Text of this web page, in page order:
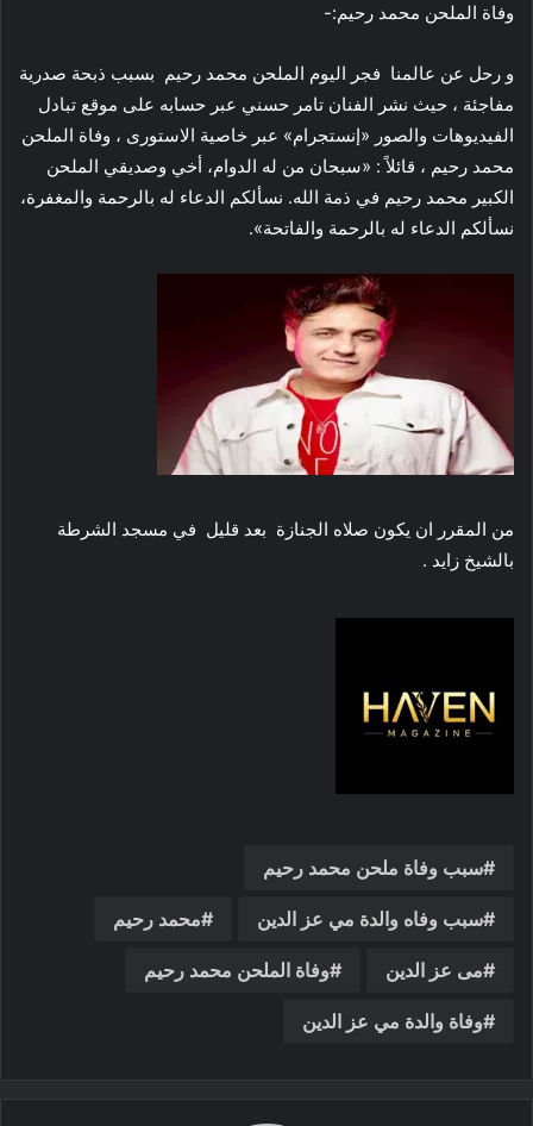
وفاة الملحن محمد رحيم:-
و رحل عن عالمنا فجر اليوم الملحن محمد رحيم بسبب ذبحة صدرية
مفاجئة ، حيث نشر الفنان تامر حسني عبر حسابه على موقع تبادل
الفيديوهات والصور «إنستجرام» عبر خاصية الاستورى ، وفاة الملحن
محمد رحيم ، قائلاً : «سبحان من له الدوام، أخي وصديقي الملحن
الكبير محمد رحيم في ذمة الله. نسألكم الدعاء له بالرحمة والمغفرة،
نسألكم الدعاء له بالرحمة والفاتحة».
من المقرر ان يكون صلاه الجنازة بعد قليل في مسجد الشرطة
بالشيخ زايد .
سبب وفاة ملحن محمد رحيم
سبب وفاه والدة مي عز الدين محمد رحيم
مى عز الدين وفاة الملحن محمد رحيم
وفاة والدة مي عز الدين